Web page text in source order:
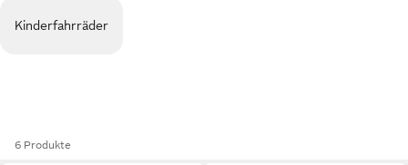
Kinderfahrräder
6 Produkte